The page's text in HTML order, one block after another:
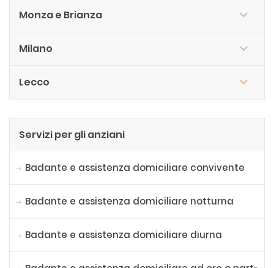
Monza e Brianza
Milano
Lecco
Servizi per gli anziani
Badante e assistenza domiciliare convivente
Badante e assistenza domiciliare notturna
Badante e assistenza domiciliare diurna